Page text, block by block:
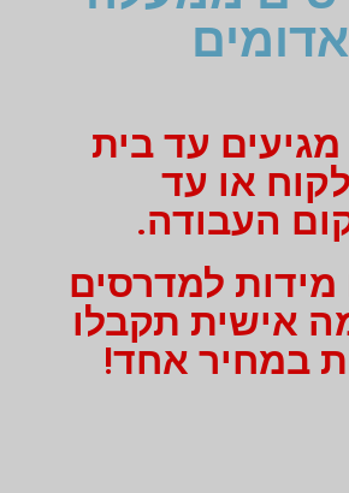
אדומים
מגיעים עד בית
או עד
העבודה.
מידות למדרסים
אישית תקבלו